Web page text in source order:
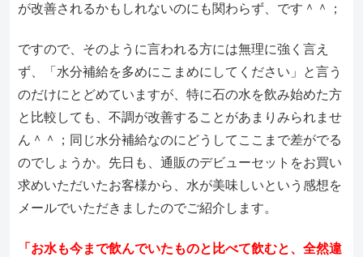
が改善されるかもしれないのにも関わらず、です＾＾；
ですので、そのように言われる方には無理に強く言え
ず、「水分補給を多めにこまめにしてください」と言う
のだけにとどめていますが、特に石の水を飲み始めた方
と比較しても、不調が改善することがあまりみられませ
ん＾＾；同じ水分補給なのにどうしてここまで差がでる
のでしょうか。先日も、通販のデビューセットをお買い
求めいただいたお客様から、水が美味しいという感想を
メールでいただきましたのでご紹介します。
「お水も今まで飲んでいたものと比べて飲むと、全然違